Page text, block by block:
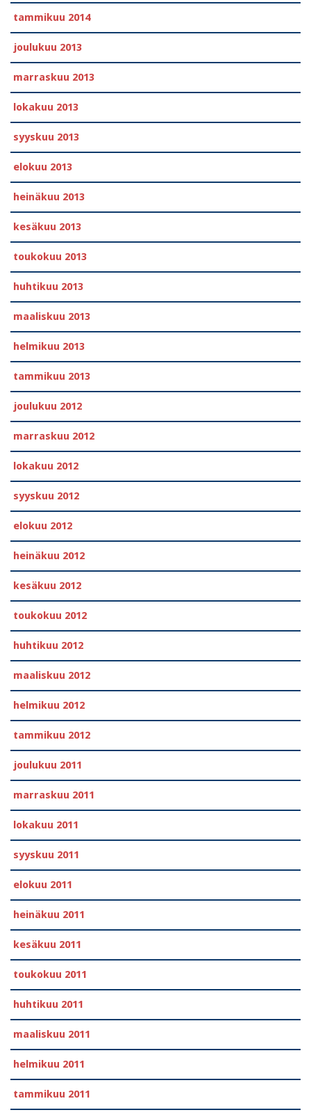
tammikuu 2014
joulukuu 2013
marraskuu 2013
lokakuu 2013
syyskuu 2013
elokuu 2013
heinäkuu 2013
kesäkuu 2013
toukokuu 2013
huhtikuu 2013
maaliskuu 2013
helmikuu 2013
tammikuu 2013
joulukuu 2012
marraskuu 2012
lokakuu 2012
syyskuu 2012
elokuu 2012
heinäkuu 2012
kesäkuu 2012
toukokuu 2012
huhtikuu 2012
maaliskuu 2012
helmikuu 2012
tammikuu 2012
joulukuu 2011
marraskuu 2011
lokakuu 2011
syyskuu 2011
elokuu 2011
heinäkuu 2011
kesäkuu 2011
toukokuu 2011
huhtikuu 2011
maaliskuu 2011
helmikuu 2011
tammikuu 2011